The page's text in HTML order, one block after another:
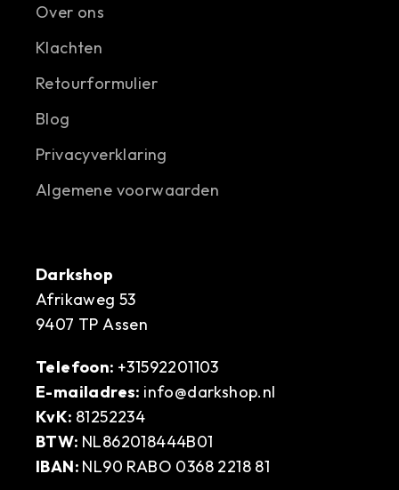
Over ons
Klachten
Retourformulier
Blog
Privacyverklaring
Algemene voorwaarden
Darkshop
Afrikaweg 53
9407 TP Assen
Telefoon: +31592201103
E-mailadres: info@darkshop.nl
KvK: 81252234
BTW: NL862018444B01
IBAN: NL90 RABO 0368 2218 81